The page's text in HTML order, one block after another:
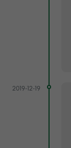
2019-12-19